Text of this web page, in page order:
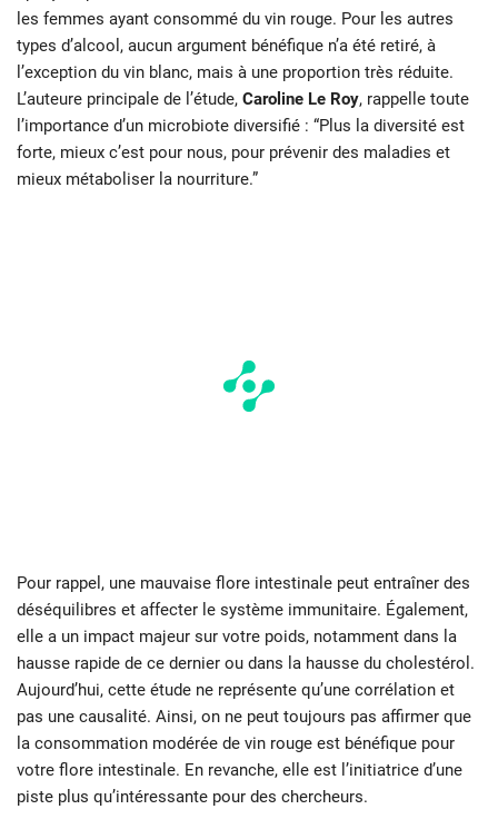
les femmes ayant consommé du vin rouge. Pour les autres
types d’alcool, aucun argument bénéfique n’a été retiré, à
l’exception du vin blanc, mais à une proportion très réduite.
L’auteure principale de l’étude, Caroline Le Roy, rappelle toute
l’importance d’un microbiote diversifié : “Plus la diversité est
forte, mieux c’est pour nous, pour prévenir des maladies et
mieux métaboliser la nourriture.”
Pour rappel, une mauvaise flore intestinale peut entraîner des
déséquilibres et affecter le système immunitaire. Également,
elle a un impact majeur sur votre poids, notamment dans la
hausse rapide de ce dernier ou dans la hausse du cholestérol.
Aujourd’hui, cette étude ne représente qu’une corrélation et
pas une causalité. Ainsi, on ne peut toujours pas affirmer que
la consommation modérée de vin rouge est bénéfique pour
votre flore intestinale. En revanche, elle est l’initiatrice d’une
piste plus qu’intéressante pour des chercheurs.